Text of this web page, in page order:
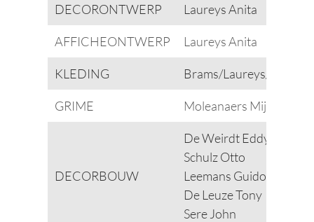
DECORONTWERP Laureys Anita
AFFICHEONTWERP Laureys Anita
KLEDING Brams/Laureys/
GRIME Moleanaers Mijé
DECORBOUW
De Weirdt Eddy
Schulz Otto
Leemans Guido
De Leuze Tony
Sere John